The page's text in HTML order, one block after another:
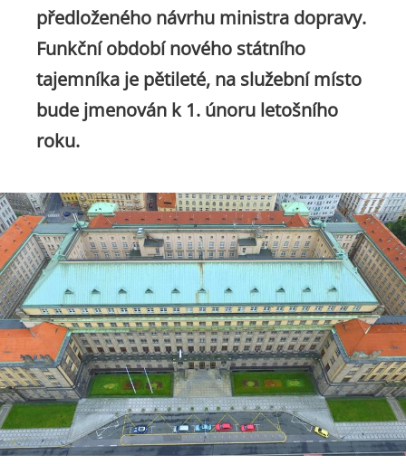
předloženého návrhu ministra dopravy.
Funkční období nového státního
tajemníka je pětileté, na služební místo
bude jmenován k 1. únoru letošního
roku.